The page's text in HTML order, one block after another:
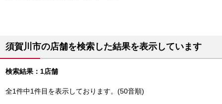
須賀川市の店舗を検索した結果を表示しています
検索結果：1店舗
全1件中1件目を表示しております。(50音順)